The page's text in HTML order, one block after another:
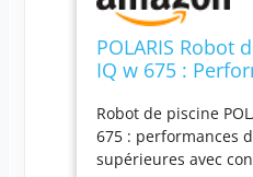
POLARIS Robot
IQ w 675 :
connectivité wi-
Robot de piscine
675 : performances
supérieures avec